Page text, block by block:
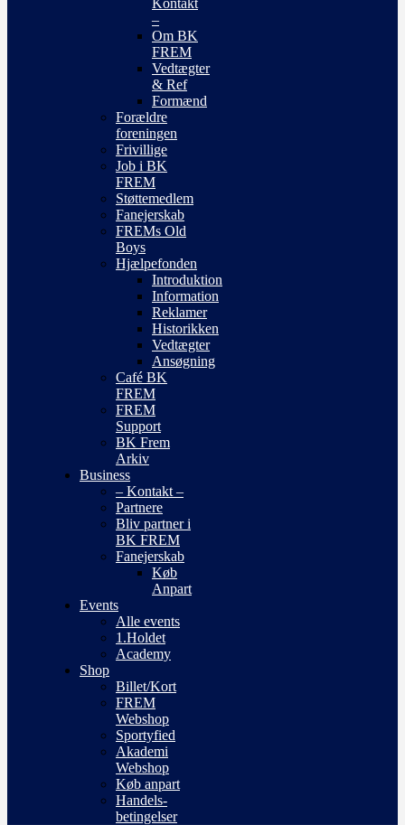
Kontakt
–
Om BK
FREM
Vedtægter
& Ref
Formænd
Forældre
foreningen
Frivillige
Job i BK
FREM
Støttemedlem
Fanejerskab
FREMs Old
Boys
Hjælpefonden
Introduktion
Information
Reklamer
Historikken
Vedtægter
Ansøgning
Café BK
FREM
FREM
Support
BK Frem
Arkiv
Business
– Kontakt –
Partnere
Bliv partner i
BK FREM
Fanejerskab
Køb
Anpart
Events
Alle events
1.Holdet
Academy
Shop
Billet/Kort
FREM
Webshop
Sportyfied
Akademi
Webshop
Køb anpart
Handels-
betingelser